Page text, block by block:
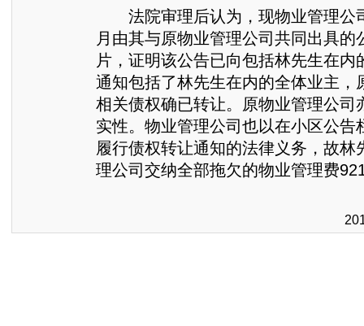
法院审理后认为，现物业管理公
月由其与原物业管理公司共同出具的
片，证明该公告已向包括林先生在内
通知包括了林先生在内的全体业主，
相关债权确已转让。原物业管理公司
实性。物业管理公司也以在小区公告
履行债权转让通知的法律义务，故林
理公司交纳全部拖欠的物业管理费